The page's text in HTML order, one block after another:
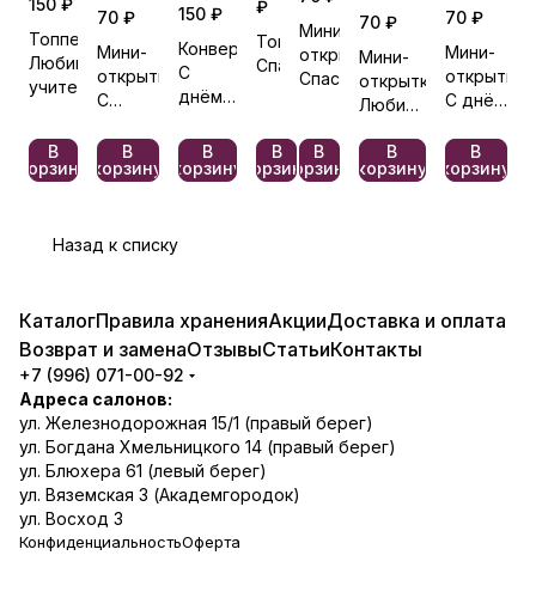
Топпер
Любимому
учителю
В
корзину
70 ₽
Мини-
открытка
С
№987
В
корзину
150 ₽
Конверт
С
днём
№1009
В
корзину
₽
Топпер
Спасибо
В
корзину
Мини-
открытка
Спасибо
В
корзину
70 ₽
Мини-
открытка
Любимой
В
корзину
70 ₽
Мини-
открытка
С днём
В
корзину
Назад к списку
КаталогПравила храненияАкцииДоставка и оплата
Возврат и заменаОтзывыСтатьиКонтакты
+7 (996) 071-00-92
Адреса салонов:
ул. Железнодорожная 15/1 (правый берег)
ул. Богдана Хмельницкого 14 (правый берег)
ул. Блюхера 61 (левый берег)
ул. Вяземская 3 (Академгородок)
ул. Восход 3
КонфиденциальностьОферта